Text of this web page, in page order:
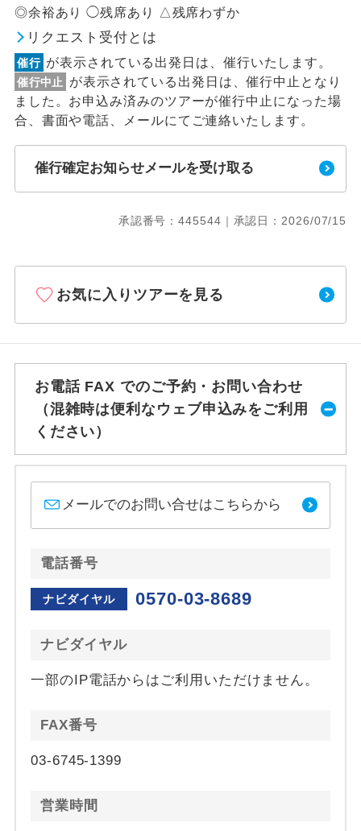
◎余裕あり ◯残席あり △残席わずか
リクエスト受付とは
催行 が表示されている出発日は、催行いたします。
催行中止
が表示されている出発日は、催行中止となり
ました。お申込み済みのツアーが催行中止になった場
合、書面や電話、メールにてご連絡いたします。
催行確定お知らせメールを受け取る
承認番号：445544｜承認日：2026/07/15
お気に入りツアーを見る
お電話 FAX でのご予約・お問い合わせ
（混雑時は便利なウェブ申込みをご利用
ください）
メールでのお問い合せはこちらから
電話番号
ナビダイヤル 0570-03-8689
ナビダイヤル
一部のIP電話からはご利用いただけません。
FAX番号
03-6745-1399
営業時間